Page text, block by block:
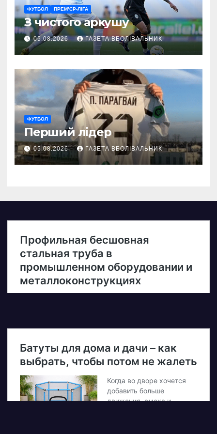
ФУТБОЛ ПРЕМ’ЄР-ЛІГА
З чистого аркушу
05.08.2026 ГАЗЕТА ВБОЛІВАЛЬНИК
ФУТБОЛ
Перший лідер
05.08.2026 ГАЗЕТА ВБОЛІВАЛЬНИК